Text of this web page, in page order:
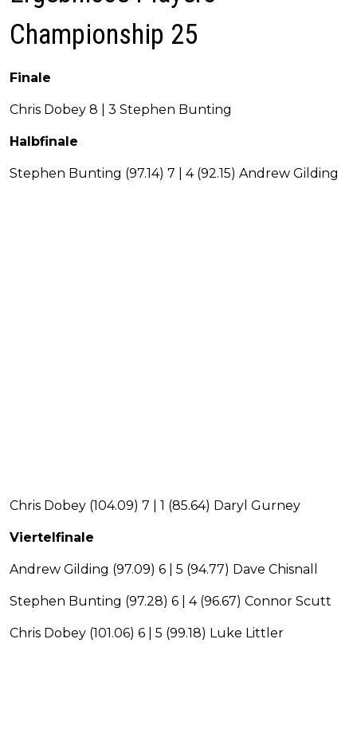
Championship 25
Finale
Chris Dobey 8 | 3 Stephen Bunting
Halbfinale
Stephen Bunting (97.14) 7 | 4 (92.15) Andrew Gilding
Chris Dobey (104.09) 7 | 1 (85.64) Daryl Gurney
Viertelfinale
Andrew Gilding (97.09) 6 | 5 (94.77) Dave Chisnall
Stephen Bunting (97.28) 6 | 4 (96.67) Connor Scutt
Chris Dobey (101.06) 6 | 5 (99.18) Luke Littler